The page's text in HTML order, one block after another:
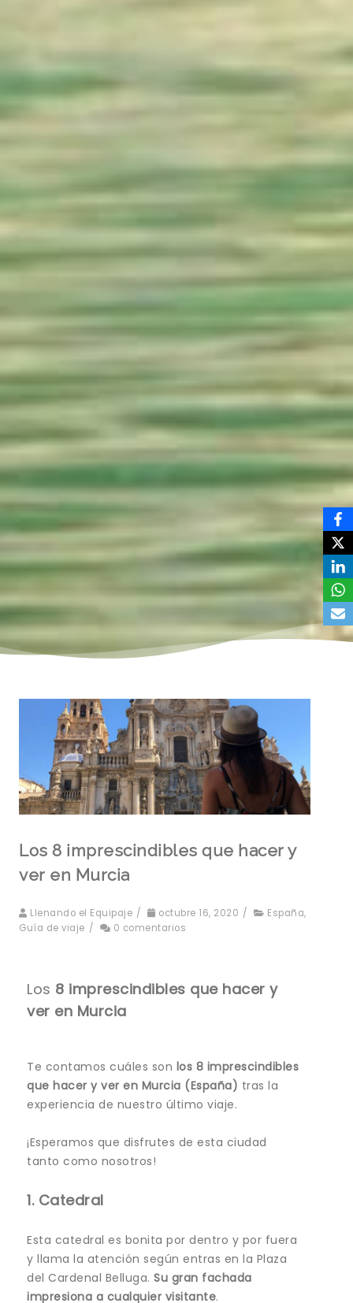
Los 8 imprescindibles que hacer y
ver en Murcia
Llenando el Equipaje / octubre 16, 2020 / España,
Guía de viaje / 0 comentarios
Los 8 imprescindibles que hacer y
ver en Murcia
Te contamos cuáles son los 8 imprescindibles
que hacer y ver en Murcia (España) tras la
experiencia de nuestro último viaje.
¡Esperamos que disfrutes de esta ciudad
tanto como nosotros!
1. Catedral
Esta catedral es bonita por dentro y por fuera
y llama la atención según entras en la Plaza
del Cardenal Belluga. Su gran fachada
impresiona a cualquier visitante.